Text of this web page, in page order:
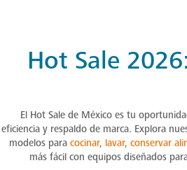
Hot Sale
El Hot Sale de México es tu
eficiencia y respaldo de marca. Explora
modelos para cocinar, lavar, conservar
más fácil con equipos diseñados